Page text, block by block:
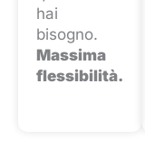
hai
bisogno.
Massima
flessibilità.